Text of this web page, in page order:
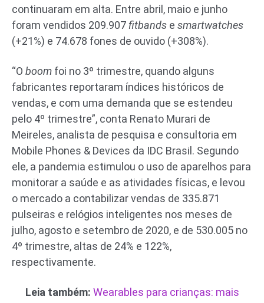
continuaram em alta. Entre abril, maio e junho
foram vendidos 209.907 fitbands e smartwatches
(+21%) e 74.678 fones de ouvido (+308%).
“O boom foi no 3º trimestre, quando alguns
fabricantes reportaram índices históricos de
vendas, e com uma demanda que se estendeu
pelo 4º trimestre”, conta Renato Murari de
Meireles, analista de pesquisa e consultoria em
Mobile Phones & Devices da IDC Brasil. Segundo
ele, a pandemia estimulou o uso de aparelhos para
monitorar a saúde e as atividades físicas, e levou
o mercado a contabilizar vendas de 335.871
pulseiras e relógios inteligentes nos meses de
julho, agosto e setembro de 2020, e de 530.005 no
4º trimestre, altas de 24% e 122%,
respectivamente.
Leia também: Wearables para crianças: mais